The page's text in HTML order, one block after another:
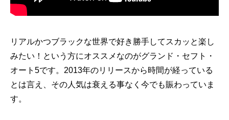
リアルかつブラックな世界で好き勝手してスカッと楽し
みたい！という方にオススメなのがグランド・セフト・
オート5です。2013年のリリースから時間が経っている
とは言え、その人気は衰える事なく今でも賑わっていま
す。